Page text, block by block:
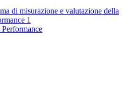
di misurazione e valutazione della
1